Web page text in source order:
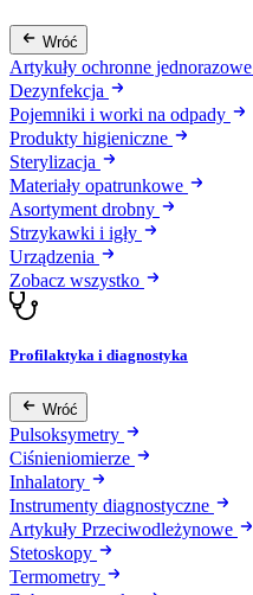
Wróć
Artykuły ochronne jednorazowe
Dezynfekcja
Pojemniki i worki na odpady
Produkty higieniczne
Sterylizacja
Materiały opatrunkowe
Asortyment drobny
Strzykawki i igły
Urządzenia
Zobacz wszystko
Profilaktyka i diagnostyka
Wróć
Pulsoksymetry
Ciśnieniomierze
Inhalatory
Instrumenty diagnostyczne
Artykuły Przeciwodleżynowe
Stetoskopy
Termometry